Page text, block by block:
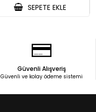
SEPETE EKLE
Güvenli Alışveriş
Güvenli ve kolay ödeme sistemi